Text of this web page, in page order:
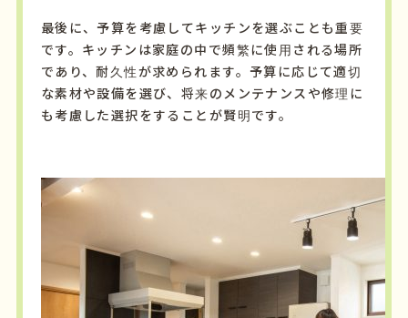
最後に、予算を考慮してキッチンを選ぶことも重要
です。キッチンは家庭の中で頻繁に使用される場所
であり、耐久性が求められます。予算に応じて適切
な素材や設備を選び、将来のメンテナンスや修理に
も考慮した選択をすることが賢明です。